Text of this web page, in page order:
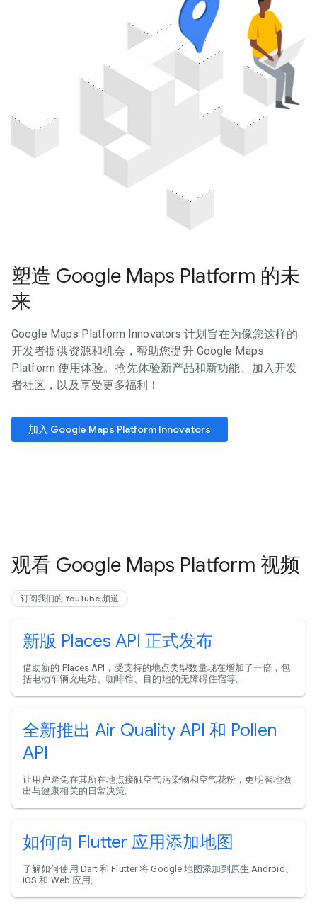
塑造 Google Maps Platform 的未
来
Google Maps Platform Innovators 计划旨在为像您这样的
开发者提供资源和机会，帮助您提升 Google Maps
Platform 使用体验。抢先体验新产品和新功能、加入开发
者社区，以及享受更多福利！
加入 Google Maps Platform Innovators
观看 Google Maps Platform 视频
订阅我们的 YouTube 频道
新版 Places API 正式发布
借助新的 Places API，受支持的地点类型数量现在增加了一倍，包
括电动车辆充电站、咖啡馆、目的地的无障碍住宿等。
全新推出 Air Quality API 和 Pollen
API
让用户避免在其所在地点接触空气污染物和空气花粉，更明智地做
出与健康相关的日常决策。
如何向 Flutter 应用添加地图
了解如何使用 Dart 和 Flutter 将 Google 地图添加到原生 Android、
iOS 和 Web 应用。